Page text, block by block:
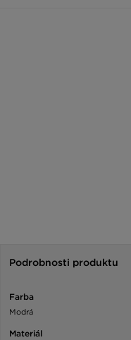
Podrobnosti produktu
Farba
Modrá
Materiál